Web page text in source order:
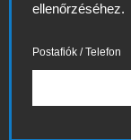
ellenőrzéséhez.
Postafiók / Telefon